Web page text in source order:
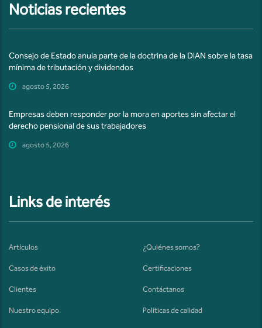
Noticias recientes
Consejo de Estado anula parte de la doctrina de la DIAN sobre la tasa
mínima de tributación y dividendos
agosto 5, 2026
Empresas deben responder por la mora en aportes sin afectar el
derecho pensional de sus trabajadores
agosto 5, 2026
Links de interés
Artículos ¿Quiénes somos?
Casos de éxito Certificaciones
Clientes Contáctanos
Nuestro equipo Políticas de calidad